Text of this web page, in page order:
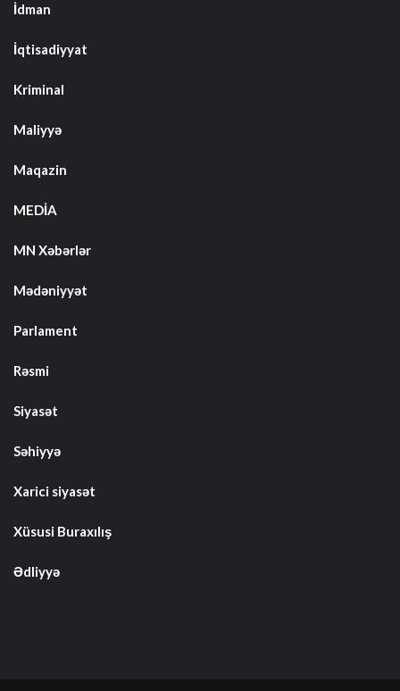
İdman
İqtisadiyyat
Kriminal
Maliyyə
Maqazin
MEDİA
MN Xəbərlər
Mədəniyyət
Parlament
Rəsmi
Siyasət
Səhiyyə
Xarici siyasət
Xüsusi Buraxılış
Ədliyyə